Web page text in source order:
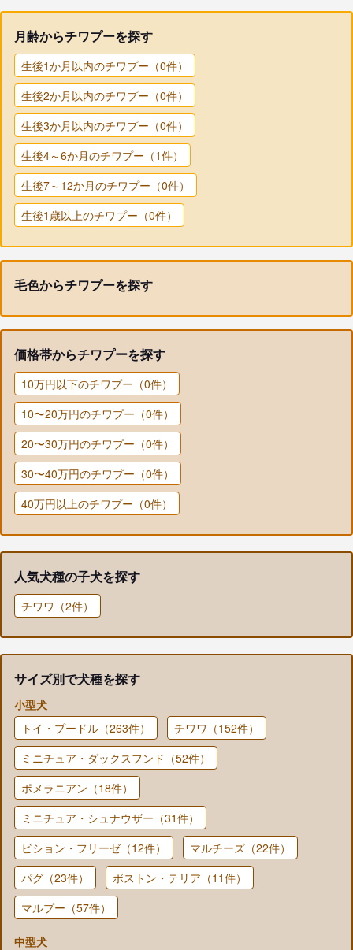
月齢からチワプーを探す
生後1か月以内のチワプー（0件）
生後2か月以内のチワプー（0件）
生後3か月以内のチワプー（0件）
生後4～6か月のチワプー（1件）
生後7～12か月のチワプー（0件）
生後1歳以上のチワプー（0件）
毛色からチワプーを探す
価格帯からチワプーを探す
10万円以下のチワプー（0件）
10〜20万円のチワプー（0件）
20〜30万円のチワプー（0件）
30〜40万円のチワプー（0件）
40万円以上のチワプー（0件）
人気犬種の子犬を探す
チワワ（2件）
サイズ別で犬種を探す
小型犬
トイ・プードル（263件）
チワワ（152件）
ミニチュア・ダックスフンド（52件）
ポメラニアン（18件）
ミニチュア・シュナウザー（31件）
ビション・フリーゼ（12件）
マルチーズ（22件）
パグ（23件）
ボストン・テリア（11件）
マルプー（57件）
中型犬